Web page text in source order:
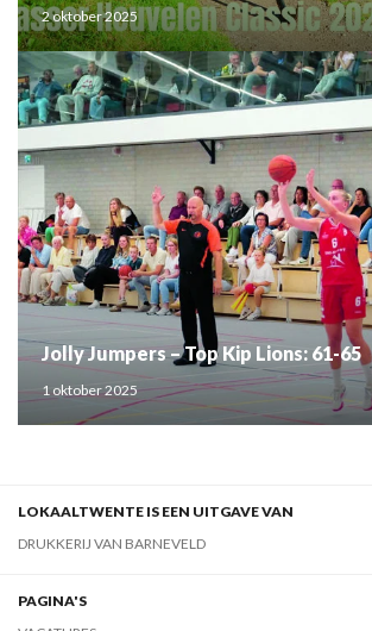
2 oktober 2025
Jolly Jumpers – Top Kip Lions: 61-65
1 oktober 2025
LOKAALTWENTE IS EEN UITGAVE VAN
DRUKKERIJ VAN BARNEVELD
PAGINA'S